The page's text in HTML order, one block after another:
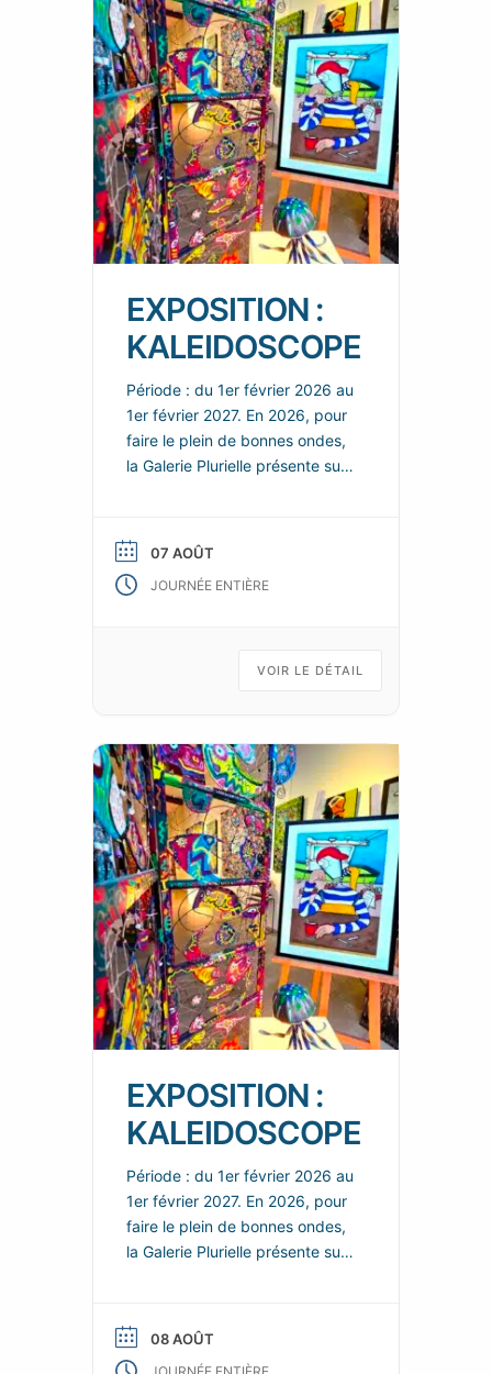
EXPOSITION :
KALEIDOSCOPE
Période : du 1er février 2026 au
1er février 2027. En 2026, pour
faire le plein de bonnes ondes,
la Galerie Plurielle présente sur
enjouées et colorées, dans
lesquelles les nouvelles œuvres
de ses talentueux artistes
animés d’un kaléidoscope d’art
07 AOÛT
JOURNÉE ENTIÈRE
VOIR LE DÉTAIL
EXPOSITION :
KALEIDOSCOPE
Période : du 1er février 2026 au
1er février 2027. En 2026, pour
faire le plein de bonnes ondes,
la Galerie Plurielle présente sur
enjouées et colorées, dans
lesquelles les nouvelles œuvres
08 AOÛT